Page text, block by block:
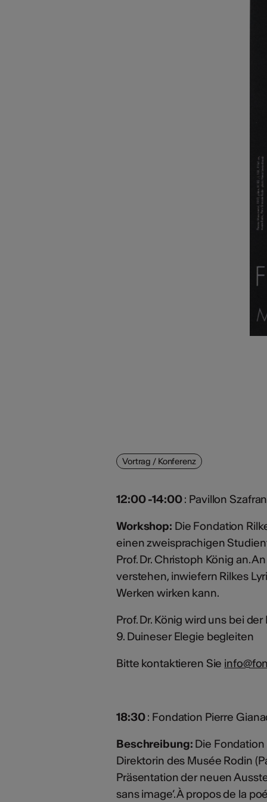
Vortrag / Konferenz
12:00 -14:00: Pavillon Szafran
Workshop: Die Fondation
einen zweisprachigen
Prof. Dr. Christoph König an.
verstehen, inwiefern Rilkes
Werken wirken kann.
Prof. Dr. König wird uns bei
9. Duineser Elegie begleiten
Bitte kontaktieren Sie
18:30: Fondation Pierre
Beschreibung: Die
Direktorin des Musée Rodin
Präsentation der neuen
sans image’. À propos de la